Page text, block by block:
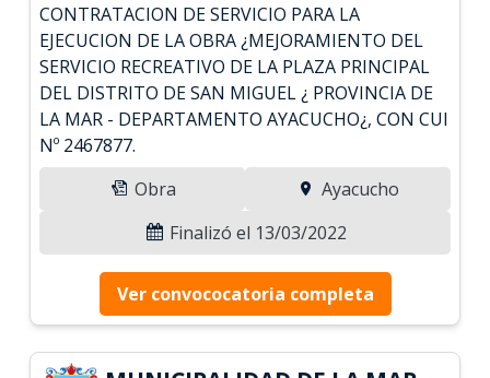
CONTRATACION DE SERVICIO PARA LA
EJECUCION DE LA OBRA ¿MEJORAMIENTO DEL
SERVICIO RECREATIVO DE LA PLAZA PRINCIPAL
DEL DISTRITO DE SAN MIGUEL ¿ PROVINCIA DE
LA MAR - DEPARTAMENTO AYACUCHO¿, CON CUI
Nº 2467877.
Obra
Ayacucho
Finalizó el 13/03/2022
Ver convococatoria completa